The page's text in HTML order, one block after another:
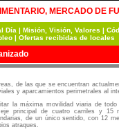
MERCADO DE
Día | Misión, Visión, Valores |
| Ofertas recibidas de locales
de las que se encuentran
y aparcamientos perimetrales al
la máxima movilidad viaria de
principal de cuatro carriles y 15
de un único sentido, con 12
atraques.